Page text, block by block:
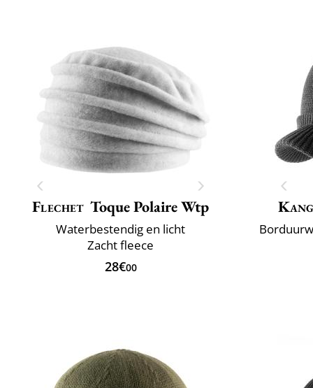
Flechet Toque Polaire Wtp
Waterbestendig en licht
Zacht fleece
28€00